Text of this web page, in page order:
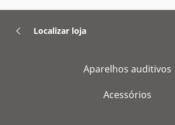
Localizar loja
Aparelhos auditivos
Acessórios